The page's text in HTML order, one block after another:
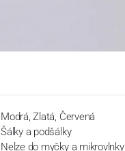
Modrá, Zlatá, Červená
Šálky a podšálky
Nelze do myčky a mikrovlnky